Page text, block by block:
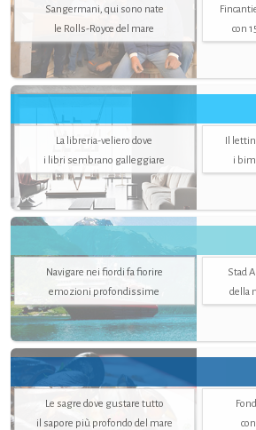
Sangermani, qui sono nate
le Rolls-Royce del mare
con
La libreria-veliero dove
i libri sembrano galleggiare
Il
i
Navigare nei fiordi fa fiorire
emozioni profondissime
Stad
della
Le sagre dove gustare tutto
il sapore più profondo del mare